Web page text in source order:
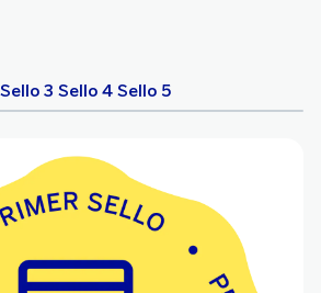
Sello 3 Sello 4 Sello 5